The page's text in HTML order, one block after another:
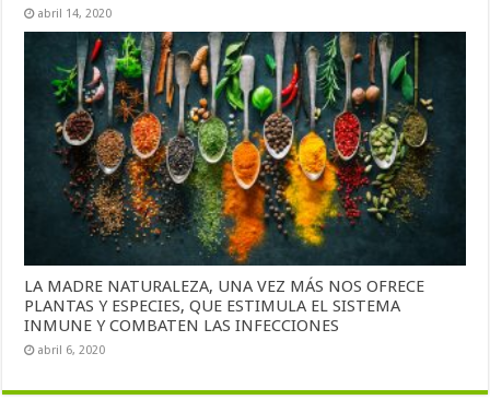
abril 14, 2020
LA MADRE NATURALEZA, UNA VEZ MÁS NOS OFRECE
PLANTAS Y ESPECIES, QUE ESTIMULA EL SISTEMA
INMUNE Y COMBATEN LAS INFECCIONES
abril 6, 2020